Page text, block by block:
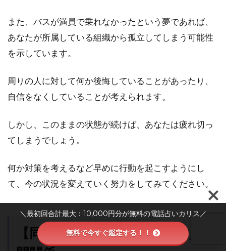
また、バスが満員で乗れなかったという夢であれば、
あなたが所属している組織から孤立してしまう可能性
を示しています。
周りの人に対して何か後悔していることがあったり、
自信をなくしていることが考えられます。
しかし、このままの状態が続けば、あなたは疲れ切っ
てしまうでしょう。
何か対策を考えるなど早めに行動を起こすようにし
て、今の状況を変えていく努力をしてみてください。
【同乗者別】バスの夢が示す人
＼最初回合計最大：10,000円分が無料の電話占いカリス／
無料で今すぐ鑑定する！！